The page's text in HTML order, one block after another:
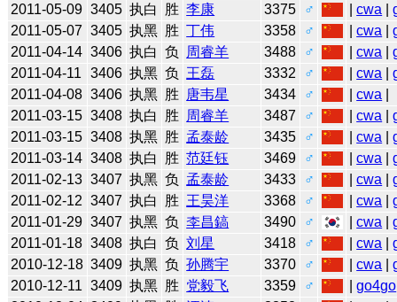
2011-05-09 3405 执白 胜 李康 3375 ♂ |cwa |
2011-05-07 3405 执黑 胜 丁伟 3358 ♂ |cwa |
2011-04-14 3406 执白 负 周睿羊 3488 ♂ |cwa |
2011-04-11
3406 执黑 负 王磊 3332 ♂ |cwa |
2011-04-08 3406 执黑 胜 唐韦星 3434 ♂ |cwa
2011-03-15 3408 执白 胜 周睿羊 3487 ♂ |cwa |
2011-03-15 3408 执黑 胜 孟泰龄 3435 ♂ |cwa |
2011-03-14 3408 执白 胜 范廷钰 3469 ♂ |cwa |
2011-02-13 3407 执黑 负 孟泰龄 3433 ♂ |cwa |
2011-02-12 3407 执白 胜 王昊洋 3368 ♂ |cwa |
2011-01-29 3407 执黑 负 李昌鎬 3490 ♂ |cwa |
2011-01-18 3408 执白 负 刘星 3418 ♂ |cwa |
2010-12-18 3409 执黑 负 孙腾宇 3370 ♂ |cwa |
2010-12-11 3409 执黑 胜 党毅飞 3359 ♂ |go4go